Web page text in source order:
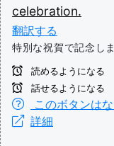
celebration.
翻訳する
特別な祝賀で記念し
読めるようになる
話せるようになる
このボタンは
詳細